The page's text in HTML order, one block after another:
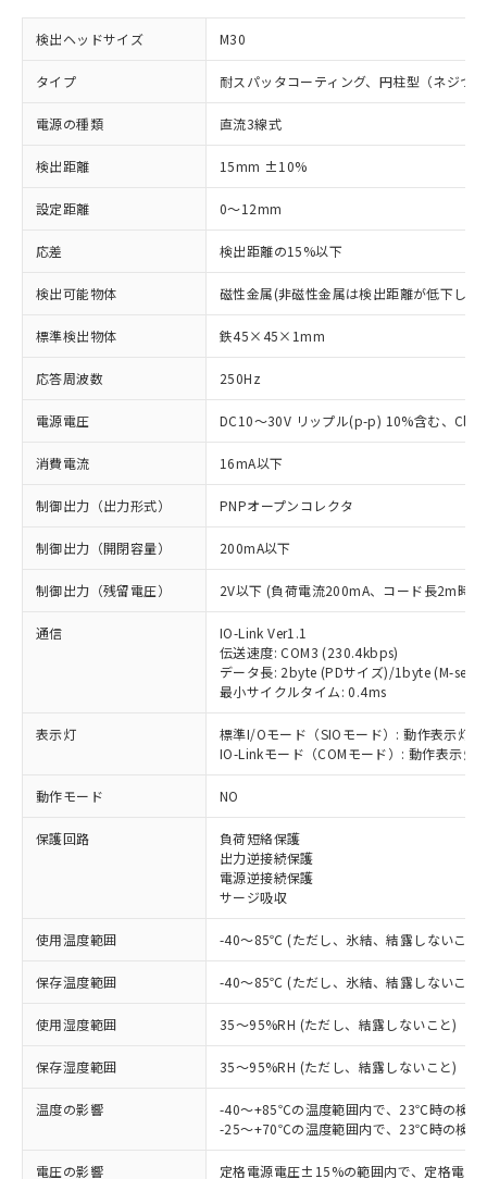
検出ヘッドサイズ M30
タイプ 耐スパッタコーティング、円柱型（ネジつ
電源の種類 直流3線式
検出距離 15mm ±10%
設定距離 0～12mm
応差 検出距離の15%以下
検出可能物体 磁性金属(非磁性金属は検出距離が低下しま
標準検出物体 鉄45×45×1mm
応答周波数 250Hz
電源電圧 DC10～30V リップル(p-p) 10%含む、
消費電流 16mA以下
制御出力（出力形式） PNPオープンコレクタ
制御出力（開閉容量） 200mA以下
制御出力（残留電圧） 2V以下 (負荷電流200mA、コード長2m時)
通信
IO-Link Ver1.1
伝送速度: COM3 (230.4kbps)
データ長: 2byte (PDサイズ)/1byte (M-
最小サイクルタイム: 0.4ms
表示灯
標準I/Oモード（SIOモード）: 動作表示灯(
IO-Linkモード（COMモード）: 動作表示
動作モード NO
保護回路
負荷短絡保護
出力逆接続保護
電源逆接続保護
サージ吸収
使用温度範囲 -40～85℃ (ただし、氷結、結露しないこと)
保存温度範囲 -40～85℃ (ただし、氷結、結露しないこと)
使用湿度範囲 35～95%RH (ただし、結露しないこと)
保存湿度範囲 35～95%RH (ただし、結露しないこと)
温度の影響
-40～+85℃の温度範囲内で、23℃時の検
-25～+70℃の温度範囲内で、23℃時の検
電圧の影響 定格電源電圧±15%の範囲内で、定格電
ご利用条件
以下の条件をお読みいただき、同意のうえ
本サービスは、当社制御機器事業取扱
商品の当社在庫状況および標準価格
(税抜)を提供させていただくもので
当社制御機器事業取扱商品の中には、
本サービスの対象外となる商品もある
ことをご了承ください。
対応済み：EU RoHS指令（10物質）の
非含有に対応した製品が提供可能な商品で
対応予定：EU RoHS指令（10物質）の非含
有に対応した製品に切り替える予定のある
商品です。
対応予定なし：EU RoHS指令（10物質）の
非含有に非対応の商品で、対応品を出す予
定はありません。
調査・確認中：EU RoHS指令（10物質）の
非含有の対応状況を調査中または確認中の
商品です。
非該当品：ライセンス料など無形物で、有
害物質有無と関係のない商品です。
仕入先様の事情により、非含有部品として
いたものが、含有品と判明した場合などや
※1 中国RoHS○×表
「○」：最大均質材料含有率が中国RoHSの
基準値以下であることを示します。
「×」：最大均質材料含有率が中国RoHSの
基準値を超えていることを示します。
当社は、これら貴社製品のうち、外国